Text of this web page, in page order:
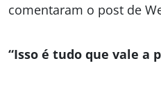
comentaram o post de
“Isso é tudo que vale a